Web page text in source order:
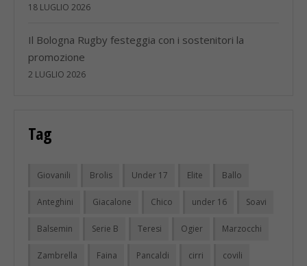
18 LUGLIO 2026
Il Bologna Rugby festeggia con i sostenitori la
promozione
2 LUGLIO 2026
Tag
Giovanili Brolis Under 17 Elite Ballo
Anteghini Giacalone Chico under 16 Soavi
Balsemin Serie B Teresi Ogier Marzocchi
Zambrella Faina Pancaldi cirri covili